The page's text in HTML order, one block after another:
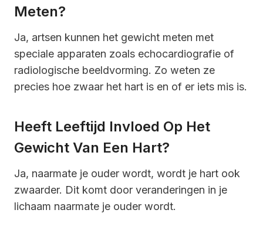
Meten?
Ja, artsen kunnen het gewicht meten met
speciale apparaten zoals echocardiografie of
radiologische beeldvorming. Zo weten ze
precies hoe zwaar het hart is en of er iets mis is.
Heeft Leeftijd Invloed Op Het
Gewicht Van Een Hart?
Ja, naarmate je ouder wordt, wordt je hart ook
zwaarder. Dit komt door veranderingen in je
lichaam naarmate je ouder wordt.